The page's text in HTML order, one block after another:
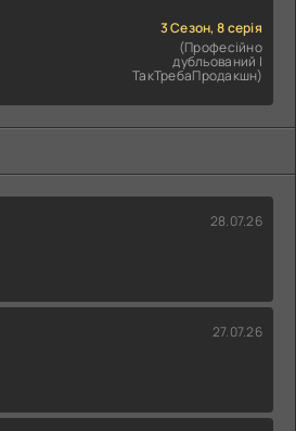
3 Сезон, 8 серія
(Професійно
дубльований |
ТакТребаПродакшн)
28.07.26
27.07.26